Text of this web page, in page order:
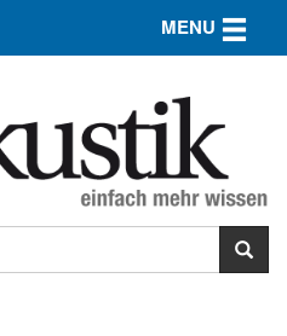
MENU Toggle